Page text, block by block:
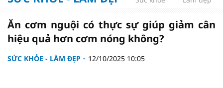
Ăn cơm nguội có thực sự giúp giảm cân
hiệu quả hơn cơm nóng không?
SỨC KHỎE - LÀM ĐẸP 12/10/2025 10:05